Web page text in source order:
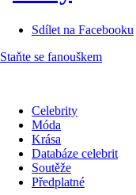
Sdílet na Facebooku
Staňte se fanouškem
Celebrity
Móda
Krása
Databáze celebrit
Soutěže
Předplatné